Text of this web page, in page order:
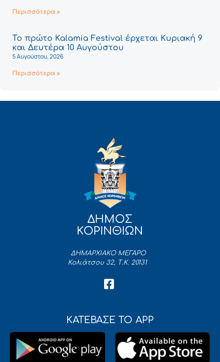
Περισσότερα »
Το πρώτο Kalamia Festival έρχεται Κυριακή 9
και Δευτέρα 10 Αυγούστου
5 Αυγούστου, 2026
Περισσότερα »
ΔΗΜΟΣ
ΚΟΡΙΝΘΙΩΝ
ΔΗΜΑΡΧΙΑΚΟ ΜΕΓΑΡΟ
Κολιάτσου 32, Τ.Κ. 20131
ΚΑΤΕΒΑΣΕ ΤΟ APP